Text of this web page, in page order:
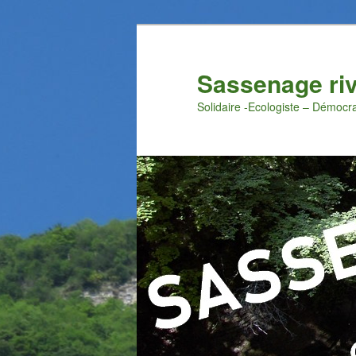
Sassenage
Solidaire -Ecologiste –